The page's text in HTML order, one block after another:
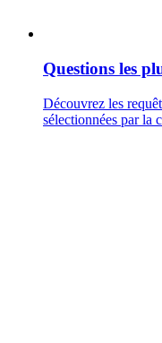
Questions les
Découvrez les
sélectionnées par la